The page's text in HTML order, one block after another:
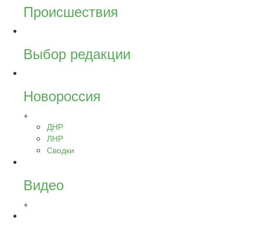
Происшествия
Выбор редакции
Новороссия
+
ДНР
ЛНР
Сводки
Видео
+